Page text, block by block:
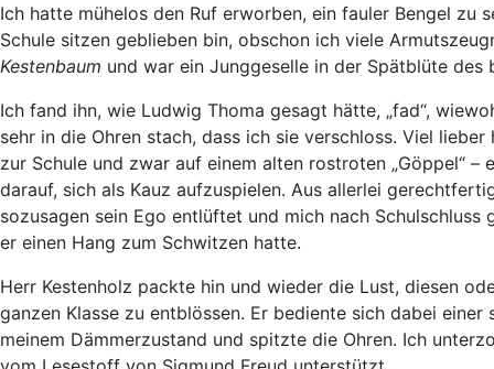
Ich hatte mühelos den Ruf erworben, ein fauler Bengel
Schule sitzen geblieben bin, obschon ich viele
Kestenbaum und war ein Junggeselle in der Spätblüte des
Ich fand ihn, wie Ludwig Thoma gesagt hätte, „fad“,
sehr in die Ohren stach, dass ich sie verschloss. Viel
zur Schule und zwar auf einem alten rostroten „Göppel“ –
darauf, sich als Kauz aufzuspielen. Aus allerlei
sozusagen sein Ego entlüftet und mich nach
er einen Hang zum Schwitzen hatte.
Herr Kestenholz packte hin und wieder die Lust, diesen
ganzen Klasse zu entblössen. Er bediente sich dabei
meinem Dämmerzustand und spitzte die Ohren. Ich